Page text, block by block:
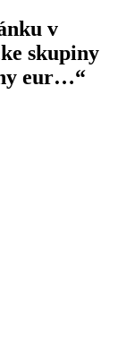
v
skupiny
eur…“